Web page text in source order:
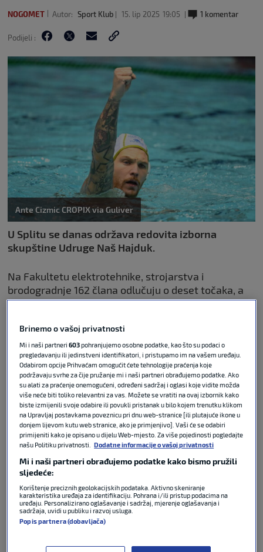
NOGOMET Autor: Sport Klub 15. lip 2025 19:05 1 komentar
Podijeli :
Ante Cizmic CROPIX via Guliver
U Splitu se danas održava redovita izborna
skupštine Udruge Naš Hajduk.
Na Fakultetu elektrotehnike, strojarstva i
brodogradnje 162 člana odlučuju o deset točaka, a
osma točka bila jepromjena vodstva Udruge.
a članovi Upravnog odbora
Frane Štambuk i Luka Lerotić.
Hrvatski vaterpolo reprezentativac Marinić Kragić
obratio se nakon izbora te poručio:
“Zahvale bivšem Upravnom odboru. Igram
vaterpolo za Jadran, u hrvatskoj reprezentaciji. Ovo
mi je velika odgovornost. Dat ćemo sve što znamo,
a kada nešto ne budemo znali pitat ćemo”.
Marinić Kragić je vaterpolist splitskog Jadrana koji je
treći put zaredom postao prvak Hrvatske, a nakon
finalne utakmice je rekao:
Brinemo o vašoj privatnosti
Mi i naši partneri603pohranjujemo osobne podatke, kao što su podaci o
pregledavanju ili jedinstveni identifikatori, i pristupamo im na vašem uređaju.
Odabirom opcije Prihvaćam omogućit ćete tehnologije praćenja koje
podržavaju svrhe za čije pružanje mi i naši partneri obrađujemo podatke. Ako
su alati za praćenje onemogućeni, određeni sadržaj i oglasi koje vidite možda
više neće biti toliko relevantni za vas. Možete se vratiti na ovaj izbornik kako
biste izmijenili svoje odabire ili povukli pristanak u bilo kojem trenutku klikom
na Upravljaj postavkama poveznicu pri dnu web-stranice [ili plutajuće ikone u
donjem lijevom kutu web stranice, ako je primjenjivo]. Vaši će se odabiri
primijeniti kako je opisano u dijelu Web-mjesto. Za više pojedinosti pogledajte
našu Politiku privatnosti.
Dodatne informacije o vašoj privatnosti
Mi i naši partneri obrađujemo podatke kako bismo pružili
sljedeće:
Korištenje preciznih geolokacijskih podataka. Aktivno skeniranje
karakteristika uređaja za identifikaciju. Pohrana i/ili pristup podacima na
uređaju. Personalizirano oglašavanje i sadržaj, mjerenje oglašavanja i
sadržaja, uvidi u publiku i razvoj usluga.
Popis partnera (dobavljača)